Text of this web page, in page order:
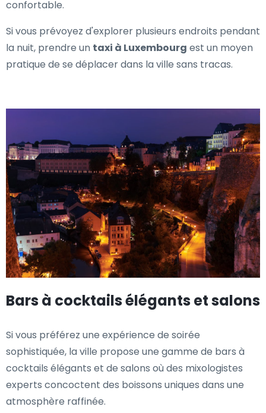
confortable.
Si vous prévoyez d'explorer plusieurs endroits pendant
la nuit, prendre un taxi à Luxembourg est un moyen
pratique de se déplacer dans la ville sans tracas.
Bars à cocktails élégants et salons
Si vous préférez une expérience de soirée
sophistiquée, la ville propose une gamme de bars à
cocktails élégants et de salons où des mixologistes
experts concoctent des boissons uniques dans une
atmosphère raffinée.